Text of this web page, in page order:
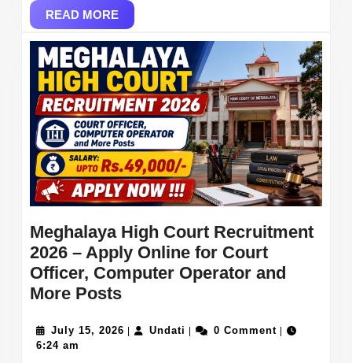
&
IMD
Provisional
Result
at
tripurauniv.ac.in
READ MOREREAD
MORE
Meghalaya High Court Recruitment
2026 – Apply Online for Court
Officer, Computer Operator and
More PostsMeghalaya
Court
July 15, 2026 July
| Undati Undati
| 0 Comment |
6:24 am